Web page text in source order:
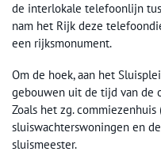
de interlokale telefoonlijn
nam het Rijk deze
een rijksmonument.
Om de hoek, aan het
gebouwen uit de tijd van de
Zoals het zg.
sluiswachterswoningen en
sluismeester.